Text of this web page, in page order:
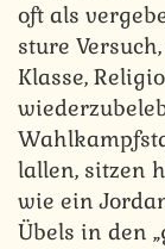
oft als
sture
Klasse,
lallen, sitzen
wie ein
Übels in den